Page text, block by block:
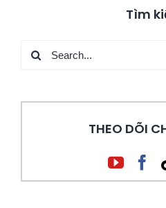
Tìm
Search
THEO DÕI